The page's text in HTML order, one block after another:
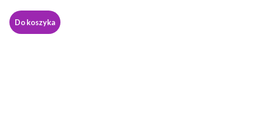
Do koszyka